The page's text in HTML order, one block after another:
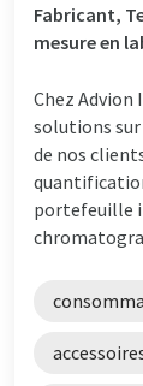
Fabricant,
mesure en
Chez
solutions
de nos
portefeuille